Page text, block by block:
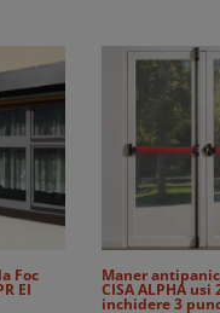
Foc
EI
Maner
CISA ALPHA usi
inchidere 3